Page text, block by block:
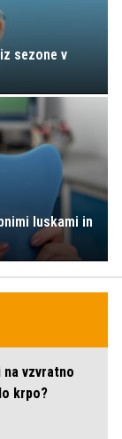
sezone v
luskami in
vzvratno
krpo?